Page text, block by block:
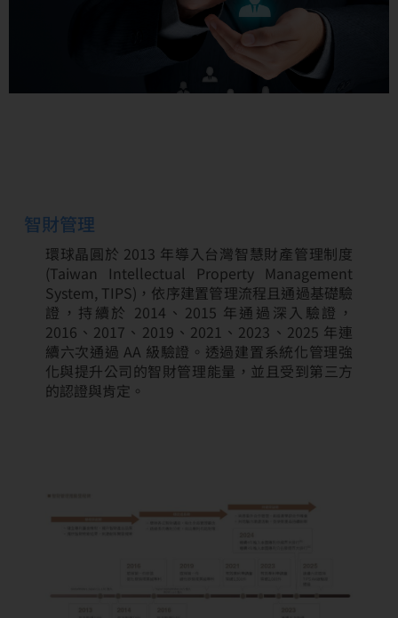
智財管理
環球晶圓於 2013 年導入台灣智慧財產管理制度
(Taiwan Intellectual Property Management
System, TIPS)，依序建置管理流程且通過基礎驗
證，持續於 2014、2015 年通過深入驗證，
2016、2017、2019、2021、2023、2025 年連
續六次通過 AA 級驗證。透過建置系統化管理強
化與提升公司的智財管理能量，並且受到第三方
的認證與肯定。